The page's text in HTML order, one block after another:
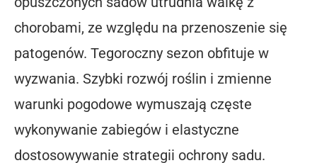
chorobami, ze względu na przenoszenie się
patogenów. Tegoroczny sezon obfituje w
wyzwania. Szybki rozwój roślin i zmienne
warunki pogodowe wymuszają częste
wykonywanie zabiegów i elastyczne
dostosowywanie strategii ochrony sadu.